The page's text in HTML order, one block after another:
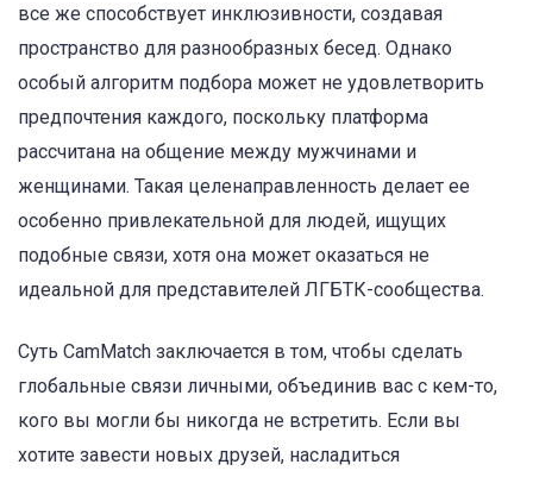
все же способствует инклюзивности, создавая
пространство для разнообразных бесед. Однако
особый алгоритм подбора может не удовлетворить
предпочтения каждого, поскольку платформа
рассчитана на общение между мужчинами и
женщинами. Такая целенаправленность делает ее
особенно привлекательной для людей, ищущих
подобные связи, хотя она может оказаться не
идеальной для представителей ЛГБТК-сообщества.
Суть CamMatch заключается в том, чтобы сделать
глобальные связи личными, объединив вас с кем-то,
кого вы могли бы никогда не встретить. Если вы
хотите завести новых друзей, насладиться